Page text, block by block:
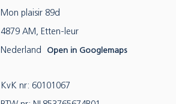
Mon plaisir 89d
4879 AM, Etten-leur
Nederland Open in Googlemaps
KvK nr: 60101067